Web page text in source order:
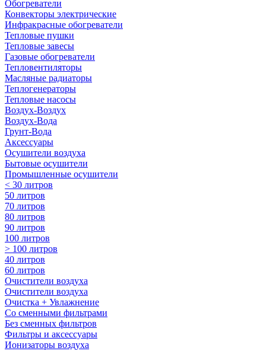
Обогреватели
Конвекторы электрические
Инфракрасные обогреватели
Тепловые пушки
Тепловые завесы
Газовые обогреватели
Тепловентиляторы
Масляные радиаторы
Теплогенераторы
Тепловые насосы
Воздух-Воздух
Воздух-Вода
Грунт-Вода
Аксессуары
Осушители воздуха
Бытовые осушители
Промышленные осушители
< 30 литров
50 литров
70 литров
80 литров
90 литров
100 литров
> 100 литров
40 литров
60 литров
Очистители воздуха
Очистители воздуха
Очистка + Увлажнение
Cо сменными фильтрами
Без сменных фильтров
Фильтры и аксессуары
Ионизаторы воздуха